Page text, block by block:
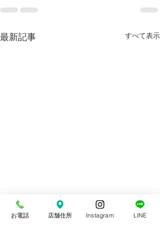
最新記事 すべて表示
お電話 店舗住所 Instagram LINE